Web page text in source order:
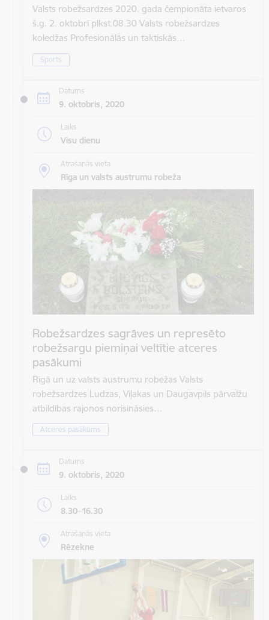
Valsts robežsardzes 2020. gada čempionāta ietvaros
š.g. 2. oktobrī plkst.08.30 Valsts robežsardzes
koledžas Profesionālās un taktiskās…
Sports
Datums
9. oktobris, 2020
Laiks
Visu dienu
Atrašanās vieta
Rīga un valsts austrumu robeža
Robežsardzes sagrāves un represēto
robežsargu piemiņai veltītie atceres
pasākumi
Rīgā un uz valsts austrumu robežas Valsts
robežsardzes Ludzas, Viļakas un Daugavpils pārvalžu
atbildības rajonos norisināsies…
Atceres pasākums
Datums
9. oktobris, 2020
Laiks
8.30–16.30
Atrašanās vieta
Rēzekne